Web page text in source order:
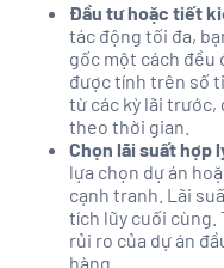
Đầu tư hoặc tiết
tác động tối đa,
gốc một cách đều
được tính trên số
từ các kỳ lãi
theo thời gian.
Chọn lãi suất hợp
lựa chọn dự án
cạnh tranh. Lãi
tích lũy cuối cùng.
rủi ro của dự án
hàng.